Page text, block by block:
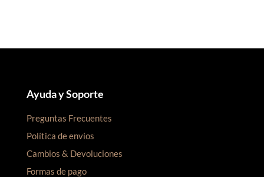
Ayuda y Soporte
Preguntas Frecuentes
Política de envíos
Cambios & Devoluciones
Formas de pago